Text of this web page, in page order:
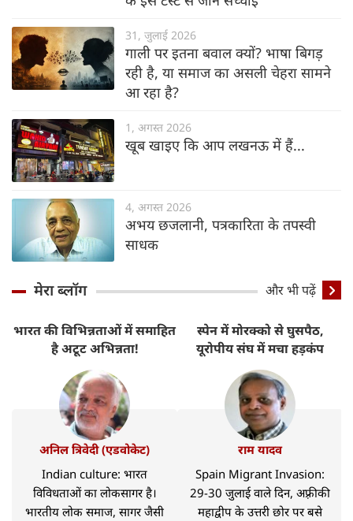
31, जुलाई 2026
गाली पर इतना बवाल क्यों? भाषा बिगड़
रही है, या समाज का असली चेहरा सामने
आ रहा है?
1, अगस्त 2026
खूब खाइए कि आप लखनऊ में हैं...
4, अगस्त 2026
अभय छजलानी, पत्रकारिता के तपस्वी
साधक
मेरा ब्लॉग और भी पढ़ें
भारत की विभिन्नताओं में समाहित
है अटूट अभिन्नता!
अनिल त्रिवेदी (एडवोकेट)
Indian culture: भारत
विविधताओं का लोकसागर है।
भारतीय लोक समाज, सागर जैसी
स्पेन में मोरक्को से घुसपैठ,
यूरोपीय संघ में मचा हड़कंप
राम यादव
Spain Migrant Invasion:
29-30 जुलाई वाले दिन, अफ़्रीकी
महाद्वीप के उत्तरी छोर पर बसे